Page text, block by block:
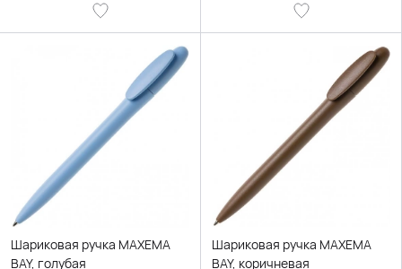
Шариковая ручка MAXEMA
BAY, голубая
Шариковая ручка MAXEMA
BAY, коричневая